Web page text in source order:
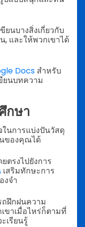
ยนบางสิ่งเกี่ยวกับ
, และให้พวกเขาได้
Docs สำหรับ
ยนบทความ
กษา
ในการแบ่งปันวัสดุ
นของคุณได้
ตรงไปยังการ
เสริมทักษะการ
งจำ
ถฝึกฝนความ
ขาเมื่อไหร่ก็ตามที่
เรียนรู้